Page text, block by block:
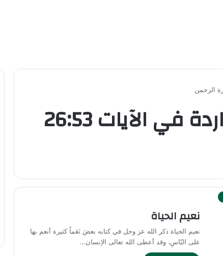
معاني المفردات الواردة في الآيات 26:53
نعيم الحياة
نعيم الحياة ذكر الله عز وجل في كتابه بعضَ نَعَماً كثيرة أنعم بها
على النّاسِ، وقد أعطى الله تعالى الإنسان…